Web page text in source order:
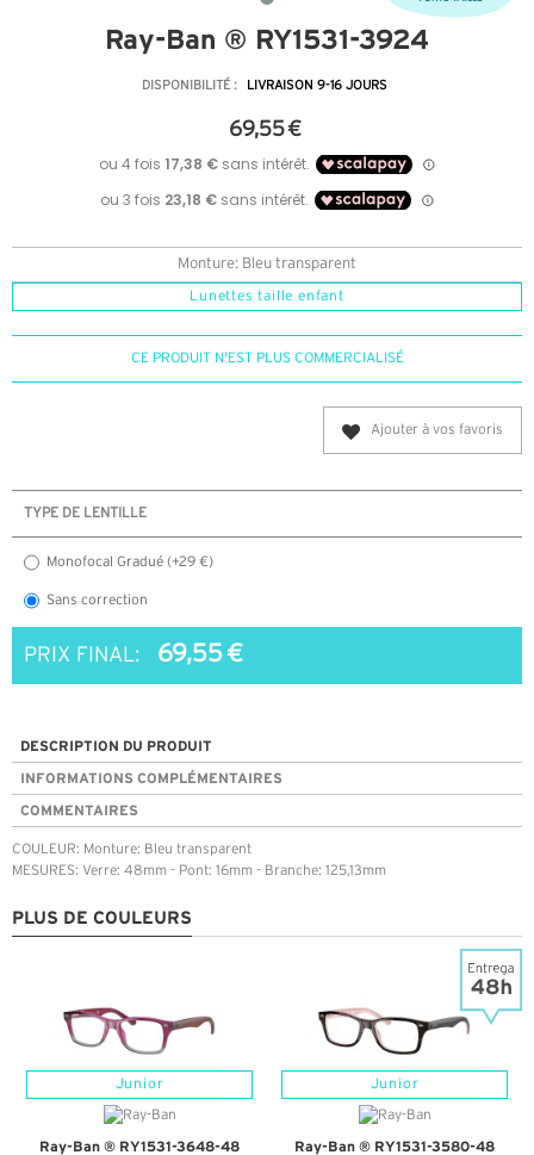
Ray-Ban ® RY1531-3924
DISPONIBILITÉ : LIVRAISON 9-16 JOURS
69,55 €
Monture: Bleu transparent
Lunettes taille enfant
CE PRODUIT N'EST PLUS COMMERCIALISÉ
Ajouter à vos favoris
TYPE DE LENTILLE
Monofocal Gradué (+29 €)
Sans correction
PRIX FINAL: 69,55 €
DESCRIPTION DU PRODUIT
INFORMATIONS COMPLÉMENTAIRES
COMMENTAIRES
COULEUR: Monture: Bleu transparent
MESURES: Verre: 48mm - Pont: 16mm - Branche: 125,13mm
PLUS DE COULEURS
Junior
Ray-Ban ® RY1531-3648-48
Junior
Ray-Ban ® RY1531-3580-48